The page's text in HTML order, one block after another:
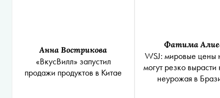
Анна Вострикова
«ВкусВилл» запустил
продажи продуктов в Китае
Фатима
WSJ: мировые цены
могут резко
неурожая в